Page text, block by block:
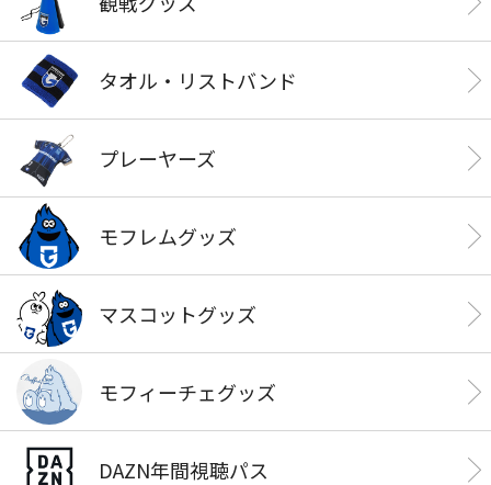
タオル・リストバンド
プレーヤーズ
モフレムグッズ
マスコットグッズ
モフィーチェグッズ
DAZN年間視聴パス